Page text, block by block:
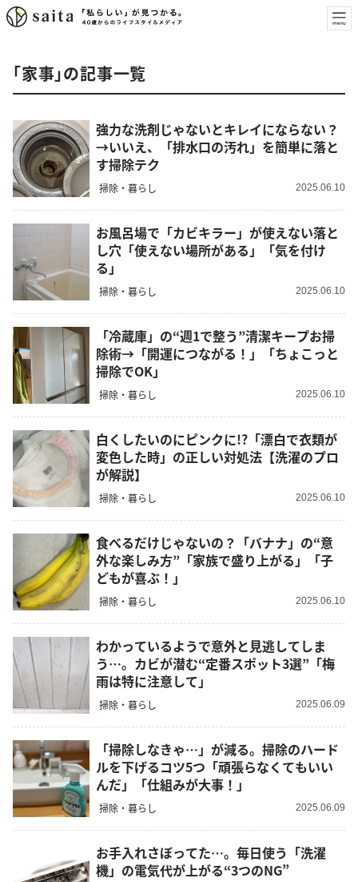
「家事」の記事一覧
強力な洗剤じゃないとキレイにならない？
→いいえ、「排水口の汚れ」を簡単に落と
す掃除テク
掃除・暮らし 2025.06.10
お風呂場で「カビキラー」が使えない落と
し穴「使えない場所がある」「気を付け
る」
掃除・暮らし 2025.06.10
「冷蔵庫」の“週1で整う”清潔キープお掃
除術→「開運につながる！」「ちょこっと
掃除でOK」
掃除・暮らし 2025.06.10
白くしたいのにピンクに!?「漂白で衣類が
変色した時」の正しい対処法【洗濯のプロ
が解説】
掃除・暮らし 2025.06.10
食べるだけじゃないの？「バナナ」の“意
外な楽しみ方”「家族で盛り上がる」「子
どもが喜ぶ！」
掃除・暮らし 2025.06.10
わかっているようで意外と見逃してしま
う…。カビが潜む“定番スポット3選”「梅
雨は特に注意して」
掃除・暮らし 2025.06.09
「掃除しなきゃ…」が減る。掃除のハード
ルを下げるコツ5つ「頑張らなくてもいい
んだ」「仕組みが大事！」
掃除・暮らし 2025.06.09
お手入れさぼってた…。毎日使う「洗濯
機」の電気代が上がる“3つのNG”